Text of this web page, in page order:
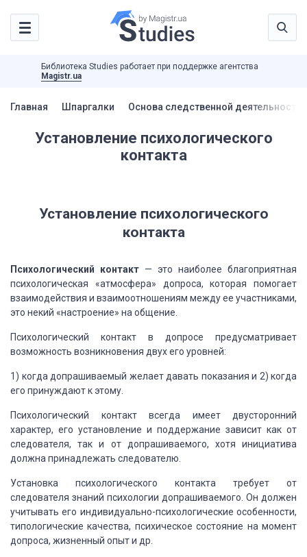
Библиотека Studies работает при поддержке агентства
Magistr.ua
Главная Шпаргалки Основа следственной деятельности
Установление психологического
контакта
Установление психологического
контакта
Психологический контакт — это наиболее благоприятная
психологическая «атмосфера» допроса, которая помогает
взаимодействия и взаимоотношениям между ее участниками,
это некий «настроение» на общение.
Психологический контакт в допросе предусматривает
возможность возникновения двух его уровней:
1) когда допрашиваемый желает давать показания и 2) когда
его принуждают к этому.
Психологический контакт всегда имеет двусторонний
характер, его установление и поддержание зависит как от
следователя, так и от допрашиваемого, хотя инициатива
должна принадлежать следователю.
Установка психологического контакта требует от
следователя знаний психологии допрашиваемого. Он должен
учитывать его индивидуально-психологические особенности,
типологические качества, психическое состояние на момент
допроса, жизненный опыт и др.